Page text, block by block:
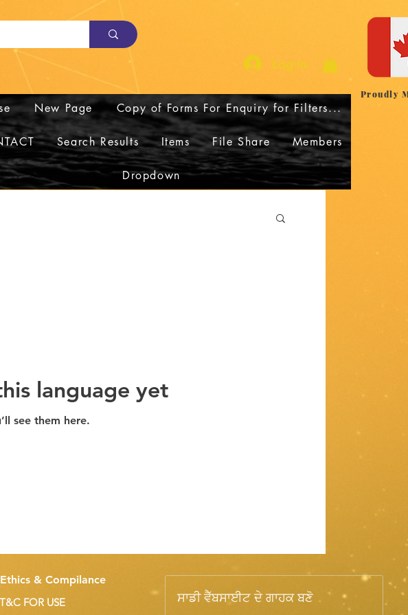
Log In
New Page Copy of Forms For Enquiry for Filters...
Search Results Items File Share Members
Dropdown
Proudly
language yet
see them here.
Ethics & Compilance
T&C FOR USE
ਸਾਡੀ ਵੈੱਬਸਾਈਟ ਦੇ ਗਾਹਕ ਬਣੋ